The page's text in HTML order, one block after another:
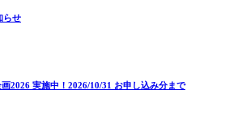
らせ
2026 実施中！2026/10/31 お申し込み分まで